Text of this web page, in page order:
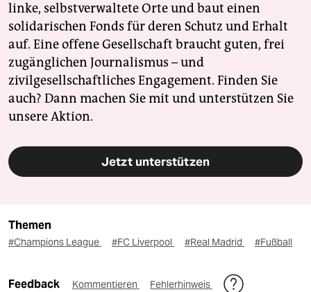
linke, selbstverwaltete Orte und baut einen
solidarischen Fonds für deren Schutz und Erhalt
auf. Eine offene Gesellschaft braucht guten, frei
zugänglichen Journalismus – und
zivilgesellschaftliches Engagement. Finden Sie
auch? Dann machen Sie mit und unterstützen Sie
unsere Aktion.
Jetzt unterstützen
Themen
#Champions League #FC Liverpool #Real Madrid #Fußball
Feedback Kommentieren Fehlerhinweis